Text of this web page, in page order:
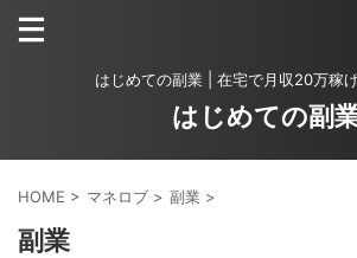
はじめての副業 | 在宅で月収20万稼
はじめての副
HOME > マネロブ > 副業 >
副業